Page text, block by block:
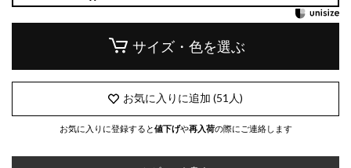
サイズ・色を選ぶ
お気に入りに追加 (51 人)
お気に入りに登録すると値下げや再入荷の際にご連絡します